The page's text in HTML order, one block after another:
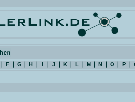
F G H I J K L M N O P